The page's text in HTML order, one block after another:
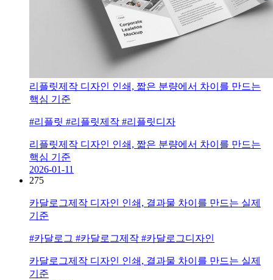
리플릿제작 디자인 인쇄, 짧은 분량에서 차이를 만드는
핵심 기준
#리플릿 #리플릿제작 #리플릿디자
리플릿제작 디자인 인쇄, 짧은 분량에서 차이를 만드는
핵심 기준
2026-01-11
275
카달로그제작 디자인 인쇄, 결과물 차이를 만드는 실제
기준
#카달로그 #카달로그제작 #카달로그디자인
카달로그제작 디자인 인쇄, 결과물 차이를 만드는 실제
기준